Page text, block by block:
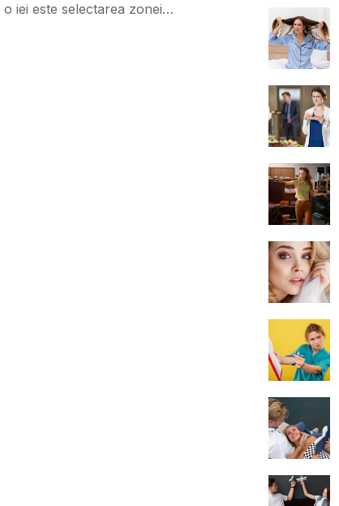
iei este selectarea zonei…